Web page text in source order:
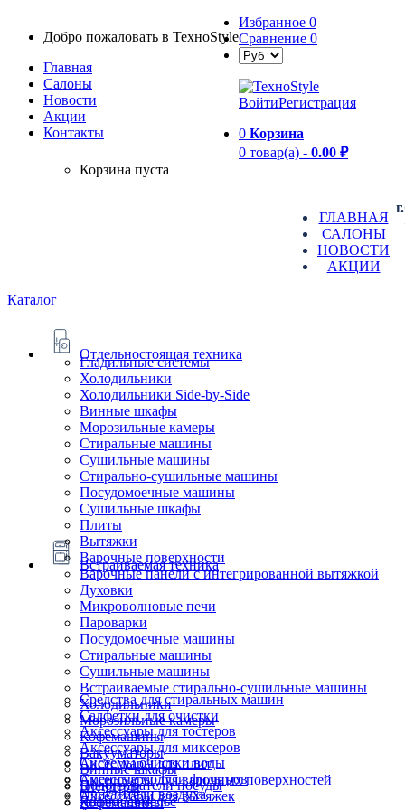
Добро пожаловать в TexноStyle
Главная
Салоны
Новости
Aкции
Контакты
Избранное 0
Сравнение 0
ВойтиРегистрация
0 Корзина
0 товар(а) - 0.00 ₽
Корзина пуста
ГЛАВНАЯ
САЛОНЫ
НОВОСТИ
АКЦИИ
Каталог
Отдельностоящая техника
Гладильные системы
Холодильники
Холодильники Side-by-Side
Винные шкафы
Морозильные камеры
Стиральные машины
Сушильные машины
Стирально-сушильные машины
Посудомоечные машины
Сушильные шкафы
Плиты
Встраиваемая техника
Вытяжки
Варочные поверхности
Варочные панели с интегрированной вытяжкой
Духовки
Микроволновые печи
Пароварки
Посудомоечные машины
Стиральные машины
Сушильные машины
Встраиваемые стирально-сушильные машины
Холодильники
Морозильные камеры
Кофемашины
Вакууматоры
Винные шкафы
Подогреватели посуды
Ящики сомелье
Блендеры
Кофемашины
Очистители воздуха
Системы очистки воды
Сменные модули фильтров
Аксессуары для тостеров
Аксессуары для миксеров
Аксессуары для плит
Аксессуары для варочных поверхностей
Аксессуары для вытяжек
Средства для стиральных машин
Салфетки для очистки